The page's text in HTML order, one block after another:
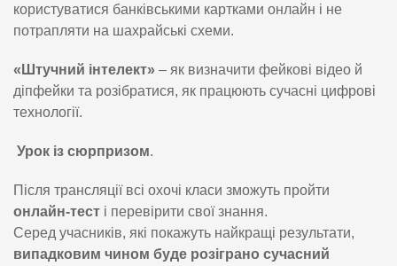
користуватися банківськими картками онлайн і не
потрапляти на шахрайські схеми.
«Штучний інтелект» – як визначити фейкові відео й
діпфейки та розібратися, як працюють сучасні цифрові
технології.
Урок із сюрпризом.
Після трансляції всі охочі класи зможуть пройти
онлайн-тест і перевірити свої знання.
Серед учасників, які покажуть найкращі результати,
випадковим чином буде розіграно сучасний